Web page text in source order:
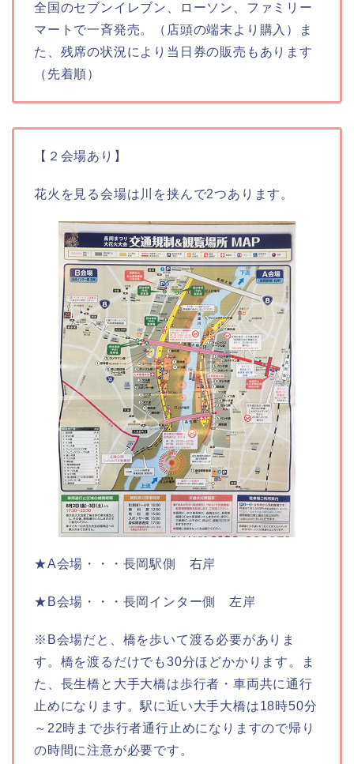
全国のセブンイレブン、ローソン、ファミリー
マートで一斉発売。（店頭の端末より購入）ま
た、残席の状況により当日券の販売もあります
（先着順）
【２会場あり】
花火を見る会場は川を挟んで2つあります。
★A会場・・・長岡駅側 右岸
★B会場・・・長岡インター側 左岸
※B会場だと、橋を歩いて渡る必要がありま
す。橋を渡るだけでも30分ほどかかります。ま
た、長生橋と大手大橋は歩行者・車両共に通行
止めになります。駅に近い大手大橋は18時50分
～22時まで歩行者通行止めになりますので帰り
の時間に注意が必要です。